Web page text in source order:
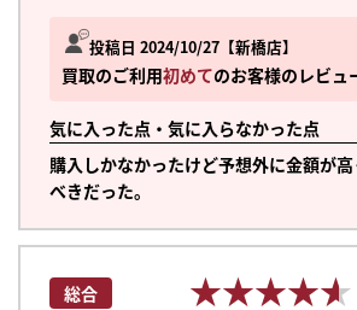
投稿日 2024/10/27 新橋店
買取のご利用初めてのお客様のレビュ
気に入った点・気に入らなかった点
購入しかなかったけど予想外に金額が
べきだった。
総合 ★★★★★
★★★★★
まずは
かんたん30秒でお試し